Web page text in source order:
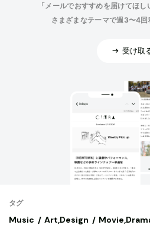
「メールでおすすめを届けてほし
さまざまなテーマで週3〜4回
受け取
タグ
Music Art,Design